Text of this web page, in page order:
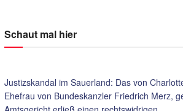
Schaut mal hier
Justizskandal im Sauerland: Das von
Ehefrau von Bundeskanzler Friedrich Merz,